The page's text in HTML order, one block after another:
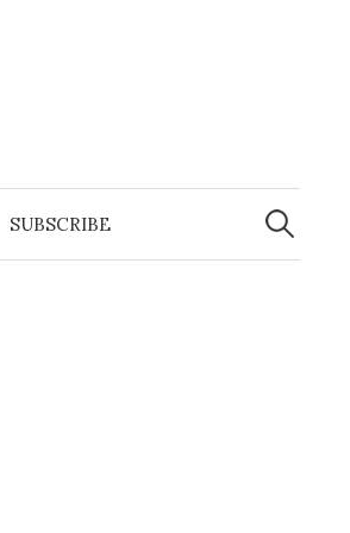
SUBSCRIBE
Search
for: